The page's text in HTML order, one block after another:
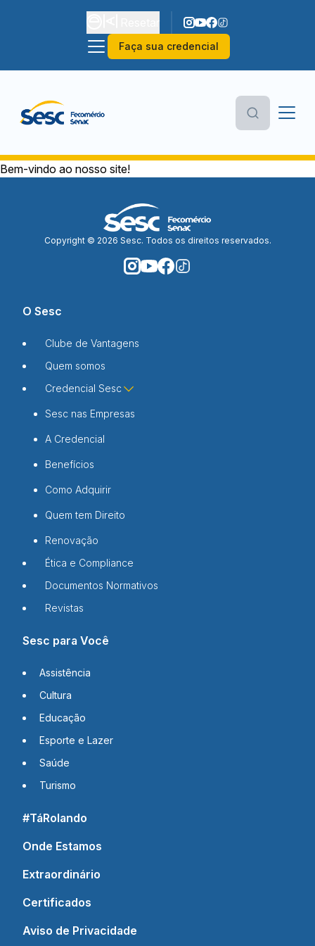
Faça sua credencial
Bem-vindo ao nosso site!
Copyright © 2026 Sesc. Todos os direitos reservados.
O Sesc
Clube de Vantagens
Quem somos
Credencial Sesc
Sesc nas Empresas
A Credencial
Benefícios
Como Adquirir
Quem tem Direito
Renovação
Ética e Compliance
Documentos Normativos
Revistas
Sesc para Você
Assistência
Cultura
Educação
Esporte e Lazer
Saúde
Turismo
#TáRolando
Onde Estamos
Extraordinário
Certificados
Aviso de Privacidade